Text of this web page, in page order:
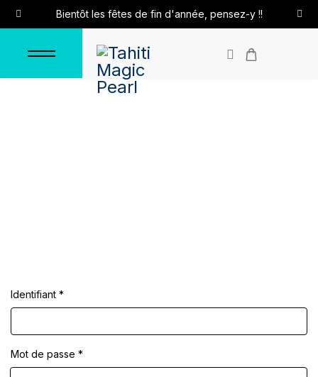
Bientôt les fêtes de fin d'année, pensez-y !!
Identifiant *
Mot de passe *